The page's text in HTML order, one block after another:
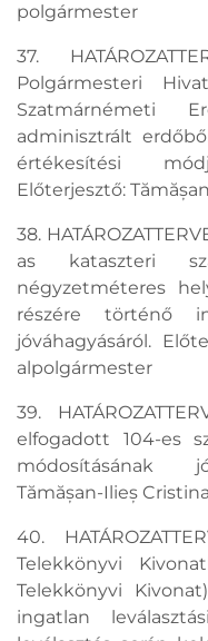
polgármester
37.
Polgármesteri
Szatmárnémeti
adminisztrált
értékesítési
Előterjesztő:
38.
as kataszteri
négyzetméteres
részére történő
jóváhagyásáról.
alpolgármester
39.
elfogadott 104-es
módosításának
Tămășan-Ilieș
40.
Telekkönyvi
Telekkönyvi
ingatlan